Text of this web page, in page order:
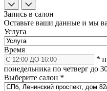
Запись в салон
Оставьте ваши данные и мы
Услуга
Время
*
понедельника по четверг до
Выберите салон *